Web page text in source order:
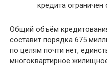
кредита
Общий объём
составит порядка 675
по целям почти нет,
многоквартирное